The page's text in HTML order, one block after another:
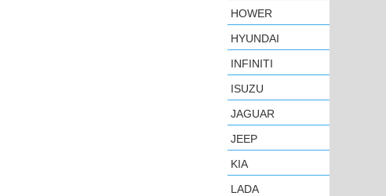
HOWER
HYUNDAI
INFINITI
ISUZU
JAGUAR
JEEP
KIA
LADA